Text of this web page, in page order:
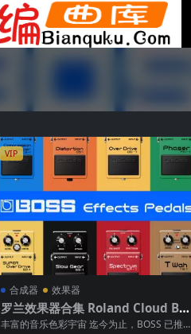
VIP
合成器 效果器
罗兰效果器合集 Roland Cloud BO
SS Effects Pedals v1.1.0 macOS
丰富的音乐色彩宇宙 迄今为止，BOSS 已推出